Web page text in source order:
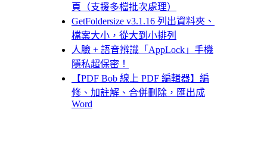
頁（支援多檔批次處理）
GetFoldersize v3.1.16 列出資料夾、
檔案大小，從大到小排列
人臉 + 語音辨識「AppLock」手機
隱私超保密！
【PDF Bob 線上 PDF 編輯器】編
修、加註解、合併刪除，匯出成
Word